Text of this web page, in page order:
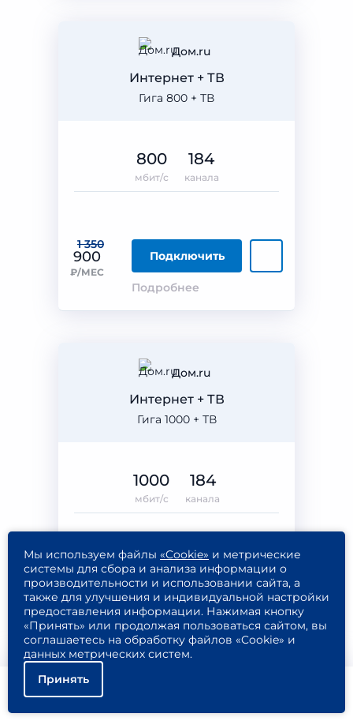
Дом.ru
Гига 800 + ТВ
Интернет + ТВ
1 350
900
₽/МЕС
Подключить
Подробнее
800
мбит/с
184
канала
Дом.ru
Гига 1000 + ТВ
Интернет + ТВ
1 750
900
₽/МЕС
Подключить
Подробнее
1000
мбит/с
184
канала
Мы используем файлы «Cookie» и метрические
системы для сбора и анализа информации о
производительности и использовании сайта, а
также для улучшения и индивидуальной настройки
предоставления информации. Нажимая кнопку
«Принять» или продолжая пользоваться сайтом, вы
соглашаетесь на обработку файлов «Cookie» и
данных метрических систем.
Принять